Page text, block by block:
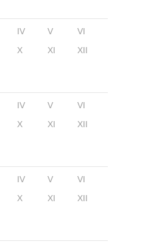
IV V
VI
X XI XII
IV V
VI
X XI XII
IV V
VI
X XI XII